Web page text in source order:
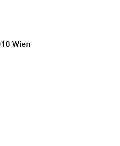
Wien